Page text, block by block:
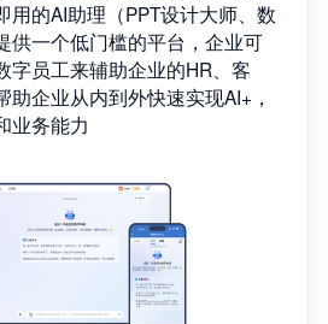
用的AI助理（PPT设计大师、数
供一个低门槛的平台，企业可
字员工来辅助企业的HR、客
助企业从内到外快速实现AI+，
业务能力